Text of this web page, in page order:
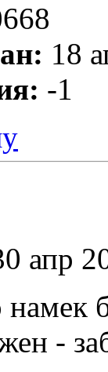
18
-1
апр
намек
-